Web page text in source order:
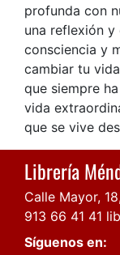
profunda con
una reflexión
consciencia y
cambiar tu
que siempre
vida
que se vive
Librería
Calle Mayor,
913 66 41 41
Síguenos en: